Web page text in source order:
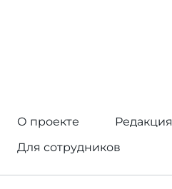
О проекте
Редакция
Для сотрудников